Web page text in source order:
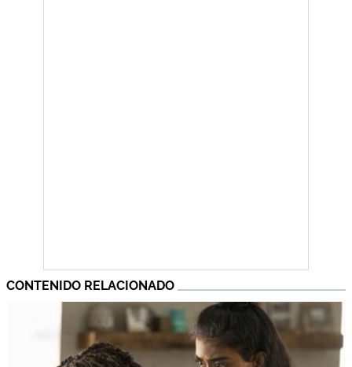
CONTENIDO RELACIONADO